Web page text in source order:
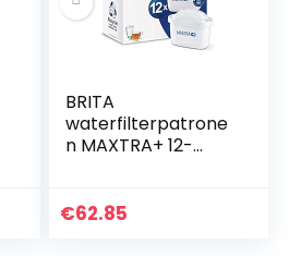
BRITA
waterfilterpatrone
n MAXTRA+ 12-
waterfilterkannen,
€62.85